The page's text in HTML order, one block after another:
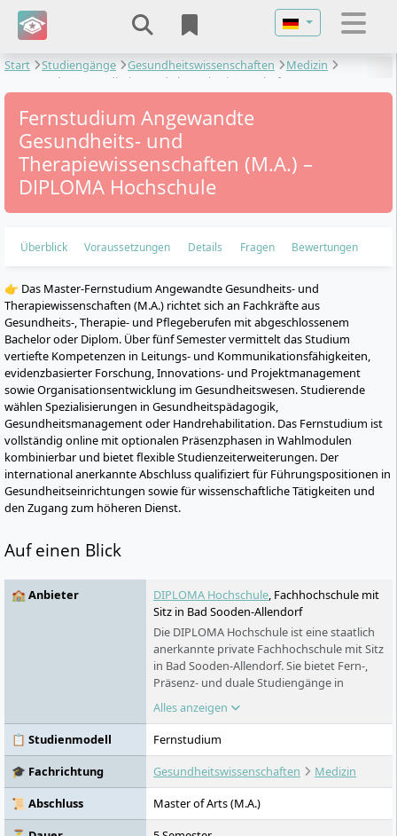
Sprache
Start Studiengänge Gesundheitswissenschaften
Medizin
Angewandte Gesundheits- und Therapiewissenschaften
Fernstudium Angewandte
Gesundheits- und
Therapiewissenschaften (M.A.) –
DIPLOMA Hochschule
Überblick Voraussetzungen Details Fragen Bewertungen
👉 Das Master-Fernstudium Angewandte Gesundheits- und
Therapiewissenschaften (M.A.) richtet sich an Fachkräfte aus
Gesundheits-, Therapie- und Pflegeberufen mit abgeschlossenem
Bachelor oder Diplom. Über fünf Semester vermittelt das Studium
vertiefte Kompetenzen in Leitungs- und Kommunikationsfähigkeiten,
evidenzbasierter Forschung, Innovations- und Projektmanagement
sowie Organisationsentwicklung im Gesundheitswesen. Studierende
wählen Spezialisierungen in Gesundheitspädagogik,
Gesundheitsmanagement oder Handrehabilitation. Das Fernstudium ist
vollständig online mit optionalen Präsenzphasen in Wahlmodulen
kombinierbar und bietet flexible Studienzeiterweiterungen. Der
international anerkannte Abschluss qualifiziert für Führungspositionen in
Gesundheitseinrichtungen sowie für wissenschaftliche Tätigkeiten und
den Zugang zum höheren Dienst.
Auf einen Blick
🏫 Anbieter DIPLOMA Hochschule, Fachhochschule mit
Sitz in Bad Sooden-Allendorf
Die DIPLOMA Hochschule ist eine staatlich
anerkannte private Fachhochschule mit Sitz
in Bad Sooden-Allendorf. Sie bietet Fern-,
Präsenz- und duale Studiengänge in
Gesundheit, Psychologie, Sozialem,
Wirtschaft, Technik und Gestaltung. Das
Fernstudium verbindet selbstständiges
Live-Seminaren. Präsenzstudierende lernen
Alles anzeigen
📋 Studienmodell
Fernstudium
🎓 Fachrichtung
Gesundheitswissenschaften
Medizin
📜 Abschluss
Master of Arts (M.A.)